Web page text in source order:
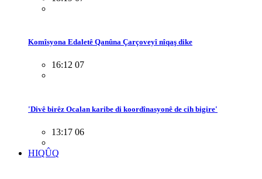
Komîsyona Edaletê Qanûna Çarçoveyî nîqaş dike
16:12 07
'Divê birêz Ocalan karibe di koordînasyonê de cih bigire'
13:17 06
HIQÛQ